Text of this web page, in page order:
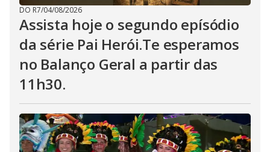
DO R7/04/08/2026
Assista hoje o segundo epísódio
da série Pai Herói.Te esperamos
no Balanço Geral a partir das
11h30.